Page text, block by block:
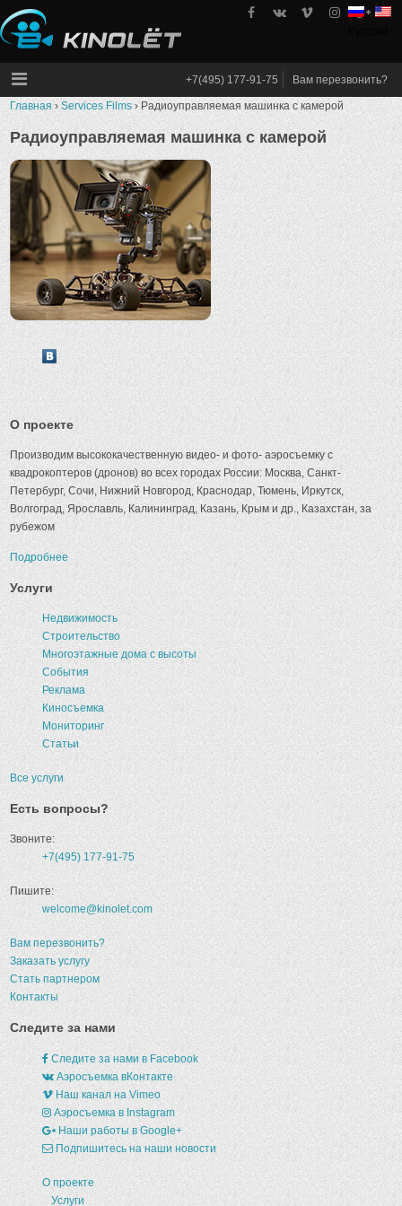
Skip
to
content
kinolet
+7(495) 177-91-75 Вам перезвонить?
Главная › Services Films› Радиоуправляемая машинка с камерой
Радиоуправляемая машинка с камерой
О проекте
Производим высококачественную видео- и фото- аэросъемку с
квадрокоптеров (дронов) во всех городах России: Москва, Санкт-
Петербург, Сочи, Нижний Новгород, Краснодар, Тюмень, Иркутск,
Волгоград, Ярославль, Калининград, Казань, Крым и др., Казахстан, за
рубежом
Подробнее
Услуги
Недвижимость
Строительство
Многоэтажные дома с высоты
События
Реклама
Киносъемка
Мониторинг
Статьи
Все услуги
Есть вопросы?
Звоните:
+7(495) 177-91-75
Пишите:
welcome@kinolet.com
Вам перезвонить?
Заказать услугу
Стать партнером
Контакты
Следите за нами
Следите за нами в Facebook
Аэросъемка вКонтакте
Наш канал на Vimeo
Аэросъемка в Instagram
Наши работы в Google+
Подпишитесь на наши новости
О проекте
Услуги